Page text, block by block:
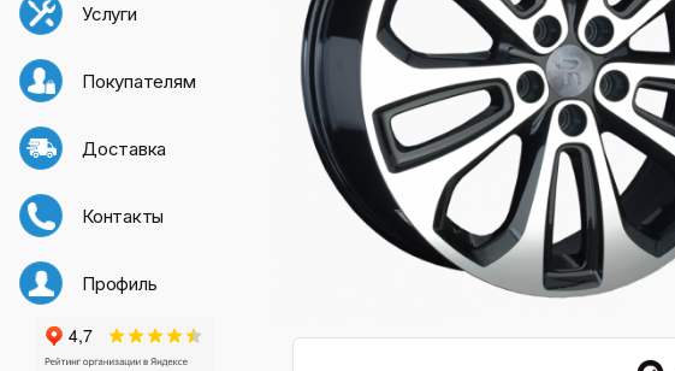
Услуги
Покупателям
Доставка
Контакты
Профиль